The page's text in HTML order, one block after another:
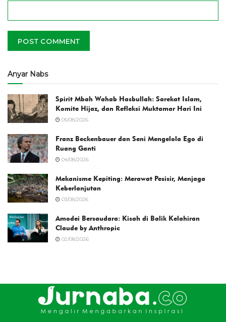
Anyar Nabs
Spirit Mbah Wahab Hasbullah: Sarekat Islam,
Komite Hijaz, dan Refleksi Muktamar Hari Ini
05/08/2026
Franz Beckenbauer dan Seni Mengelola Ego di
Ruang Ganti
04/08/2026
Mekanisme Kepiting: Merawat Pesisir, Menjaga
Keberlanjutan
03/08/2026
Amodei Bersaudara: Kisah di Balik Kelahiran
Claude by Anthropic
02/08/2026